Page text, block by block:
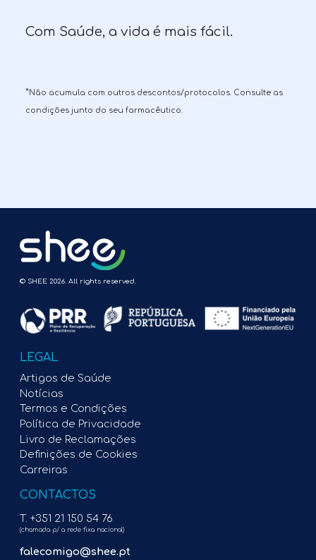
Com Saúde, a vida é mais fácil.
*Não acumula com outros descontos/protocolos. Consulte as
condições junto do seu farmacêutico.
© SHEE 2026. All rights reserved.
LEGAL
Artigos de Saúde
Notícias
Termos e Condições
Política de Privacidade
Livro de Reclamações
Definições de Cookies
Carreiras
CONTACTOS
T. +351 21 150 54 76
(chamada p/ a rede fixa nacional)
falecomigo@shee.pt